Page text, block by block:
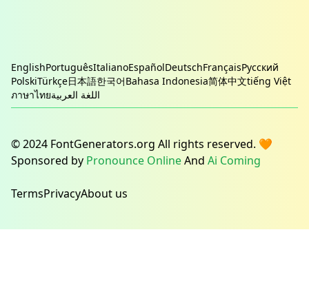
EnglishPortuguêsItalianoEspañolDeutschFrançaisРусский
PolskiTürkçe日本語한국어Bahasa Indonesia简体中文tiếng Việt
ภาษาไทยاللغة العربية
© 2024 FontGenerators.org All rights reserved. 🧡
Sponsored by Pronounce OnlineAnd Ai Coming
TermsPrivacyAbout us